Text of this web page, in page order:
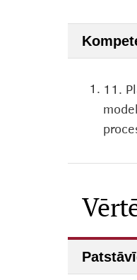
1. 11.